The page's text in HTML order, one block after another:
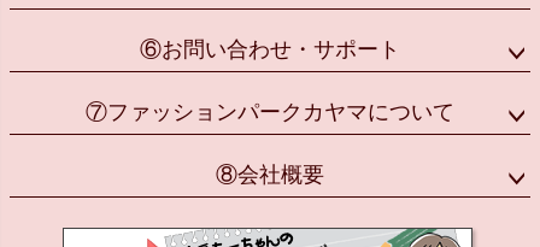
⑥お問い合わせ・サポート
⑦ファッションパークカヤマについて
⑧会社概要